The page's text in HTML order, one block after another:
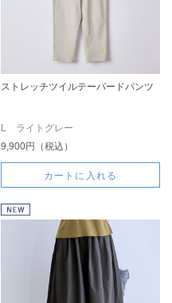
ストレッチツイルテーパードパンツ
L ライトグレー
9,900円（税込）
カートに入れる